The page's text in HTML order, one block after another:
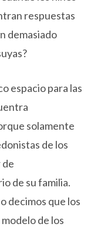
respuestas
demasiado
espacio para las
solamente
de los
de
de su familia.
decimos que los
de los